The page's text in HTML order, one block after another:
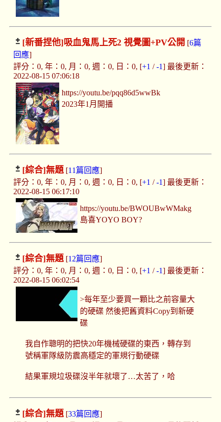
[新番捏他]吸血鬼馬上死2 視覺圖+PV公開 [6篇
回應]
評分：0, 年：0, 月：0, 週：0, 日：0, [+1 /-1] 最後更新：
2022-08-15 07:06:18
https://youtu.be/pqq86d5wwBk
2023年1月開播
[綜合]無題[11篇回應]
評分：0, 年：0, 月：0, 週：0, 日：0, [+1 /-1] 最後更新：
2022-08-15 06:17:10
https://youtu.be/BWOUBwWMakg
島喜YOYO BOY?
[綜合]無題[12篇回應]
評分：0, 年：0, 月：0, 週：0, 日：0, [+1 /-1] 最後更新：
2022-08-15 06:02:54
>每年至少要買一顆比之前容量大
的硬碟 然後把舊資料Copy到新硬
碟
我自作聰明的把快20年機械硬碟的東西，轉存到
號稱軍隊級防震高穩定的軍規行動硬碟
結果軍規垃圾碟沒半年就壞了…太苦了，哈
[綜合]無題[33篇回應]